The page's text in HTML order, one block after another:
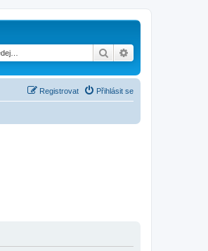
Hledat
Přihlásit se
Registrovat